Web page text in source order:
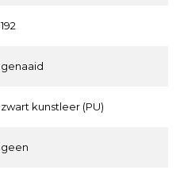
192
genaaid
zwart kunstleer (PU)
geen